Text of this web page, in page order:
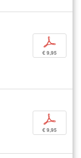
p
€ 9,95
p
€ 9,95